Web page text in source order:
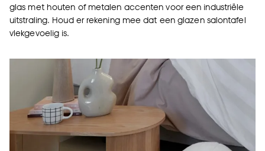
glas met houten of metalen accenten voor een industriële
uitstraling. Houd er rekening mee dat een glazen salontafel
vlekgevoelig is.